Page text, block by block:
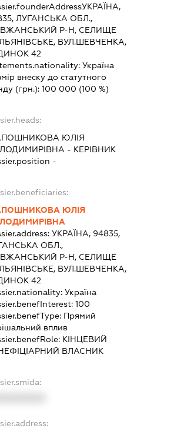
УКРАЇНА,
ЛУГАНСЬКА ОБЛ.,
Р-Н, СЕЛИЩЕ
ВУЛ.ШЕВЧЕНКА,
42
Україна
внеску до статутного
(грн.): 100 000 (100 %)
ЮЛІЯ
- КЕРІВНИК
-
ЮЛІЯ
УКРАЇНА, 94835,
ОБЛ.,
Р-Н, СЕЛИЩЕ
ВУЛ.ШЕВЧЕНКА,
42
Україна
100
Прямий
вплив
КІНЦЕВИЙ
ВЛАСНИК